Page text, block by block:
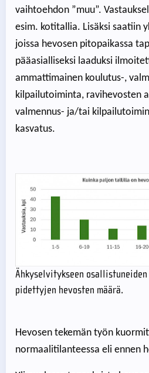
vaihtoehdon ”muu”.
esim. kotitallia. Lisäksi saatiin
joissa hevosen pitopaikassa
pääasialliseksi laaduksi
ammattimainen koulutus-,
kilpailutoiminta, ravihevosten
valmennus- ja/tai
kasvatus.
Ähkyselvitykseen
pidettyjen hevosten määrä.
Hevosen tekemän työn
normaalitilanteessa eli ennen